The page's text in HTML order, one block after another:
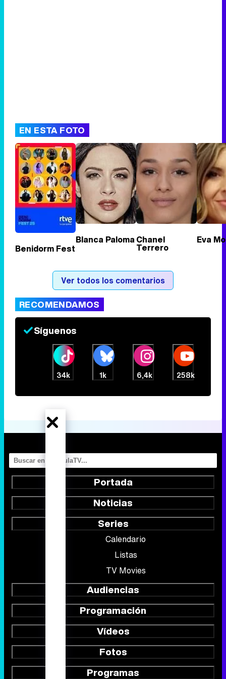
EN ESTA FOTO
Benidorm Fest
Blanca PalomaChanel
Terrero
Eva
Ver todos los comentarios
RECOMENDAMOS
Síguenos
34k 1k 6,4k 258k
Portada
Noticias
Series
Calendario
Listas
TV Movies
Audiencias
Programación
Vídeos
Fotos
Programas